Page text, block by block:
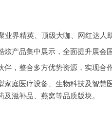
界精英、顶级大咖、网红达人
产品集中展示，全面提升展会
，整合多方优势资源，实现合
庭医疗设备、生物科技及智慧
滋补品、燕窝等品质版块。